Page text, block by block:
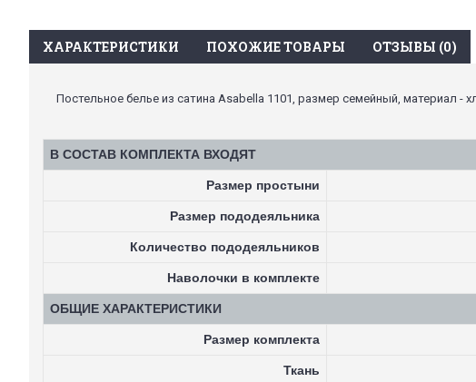
ХАРАКТЕРИСТИКИ ПОХОЖИЕ ТОВАРЫ ОТЗЫВЫ (0)
Постельное белье из сатина Asabella 1101, размер семейный, материал -
В СОСТАВ КОМПЛЕКТА ВХОДЯТ
Размер простыни
Размер пододеяльника
Количество пододеяльников
Наволочки в комплекте
ОБЩИЕ ХАРАКТЕРИСТИКИ
Размер комплекта
Ткань